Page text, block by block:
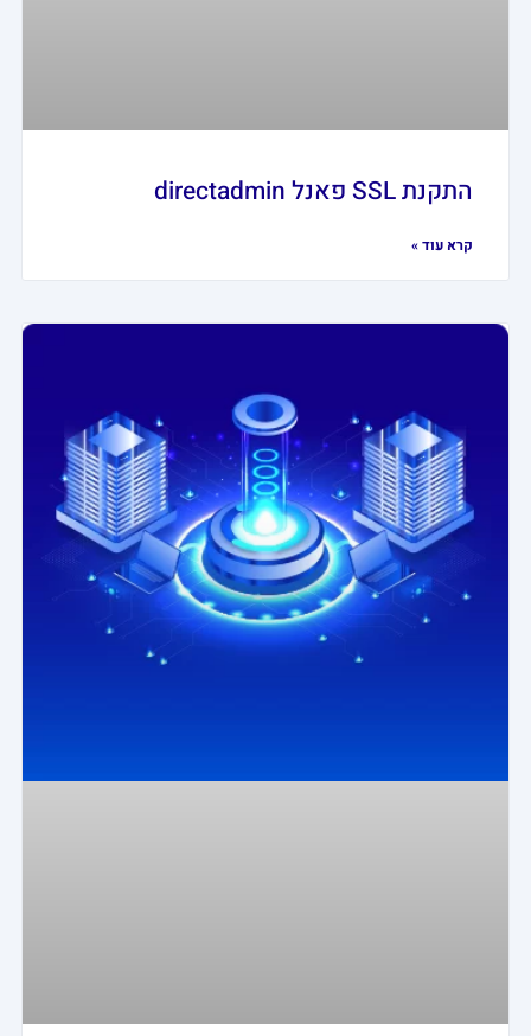
התקנת SSL פאנל directadmin
קרא עוד »